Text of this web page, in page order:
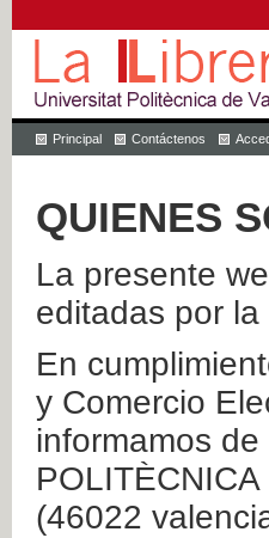
Principal Contáctenos
QUIENES
La presente
editadas por
En
y Comercio
informamos
(46022